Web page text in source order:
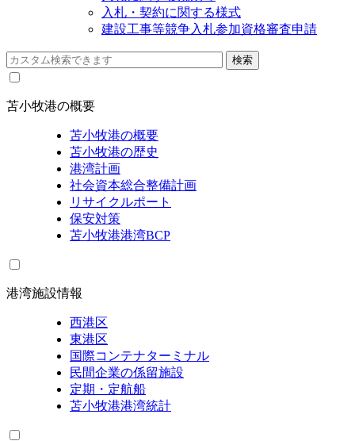
入札・契約に関する様式
建設工事等競争入札参加資格審査申請
苫小牧港の概要
苫小牧港の概要
苫小牧港の歴史
港湾計画
社会資本総合整備計画
リサイクルポート
保安対策
苫小牧港港湾BCP
港湾施設情報
西港区
東港区
国際コンテナターミナル
民間企業の係留施設
定期・定航船
苫小牧港港湾統計